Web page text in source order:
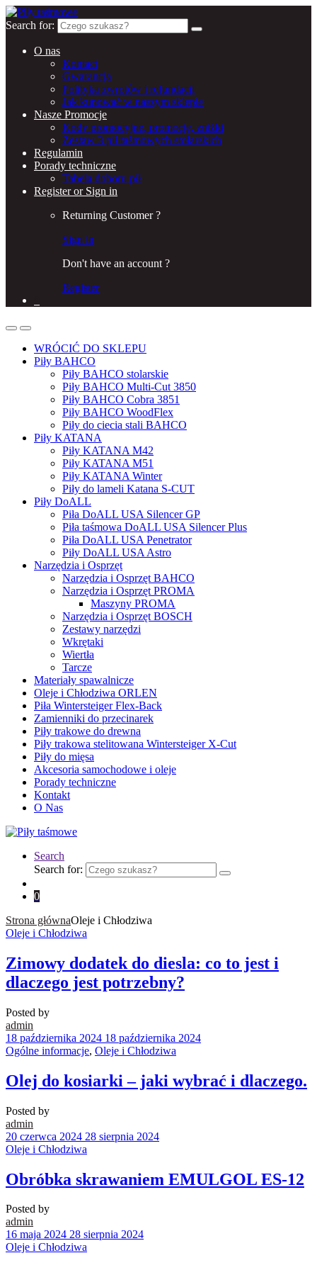
Search for:
O nas
Kontact
Gwarancja
Polityka zwrotów i refundacji
Jak kupować w naszym sklepie
Nasze Promocje
Kody promocyjne, promocje, zniżki
Zestaw 3 pił taśmowych stolarskich
Regulamin
Porady techniczne
Tabela doboru pił
Register or Sign in
Returning Customer ?
Sign in
Don't have an account ?
Register
WRÓCIĆ DO SKLEPU
Piły BAHCO
Piły BAHCO stolarskie
Piły BAHCO Multi-Cut 3850
Piły BAHCO Cobra 3851
Piły BAHCO WoodFlex
Piły do ciecia stali BAHCO
Piły KATANA
Piły KATANA M42
Piły KATANA M51
Piły KATANA Winter
Piły do lameli Katana S-CUT
Piły DoALL
Piła DoALL USA Silencer GP
Piła taśmowa DoALL USA Silencer Plus
Piła DoALL USA Penetrator
Piły DoALL USA Astro
Narzędzia i Osprzęt
Narzędzia i Osprzęt BAHCO
Narzędzia i Osprzęt PROMA
Maszyny PROMA
Narzędzia i Osprzęt BOSCH
Zestawy narzędzi
Wkrętaki
Wiertła
Tarcze
Materiały spawalnicze
Oleje i Chłodziwa ORLEN
Piła Wintersteiger Flex-Back
Zamienniki do przecinarek
Piły trakowe do drewna
Piły trakowa stelitowana Wintersteiger X-Cut
Piły do mięsa
Akcesoria samochodowe i oleje
Porady techniczne
Kontakt
O Nas
Search
Search for:
0
Strona głównaOleje i Chłodziwa
Oleje i Chłodziwa
Zimowy dodatek do diesla: co to jest i
dlaczego jest potrzebny?
Posted by
admin
18 października 2024 18 października 2024
Ogólne informacje, Oleje i Chłodziwa
Olej do kosiarki – jaki wybrać i dlaczego.
Posted by
admin
20 czerwca 2024 28 sierpnia 2024
Oleje i Chłodziwa
Obróbka skrawaniem EMULGOL ES-12
Posted by
admin
16 maja 2024 28 sierpnia 2024
Oleje i Chłodziwa